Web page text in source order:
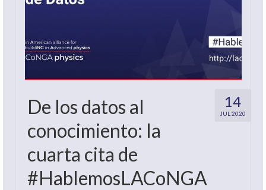
14
JUL 2020
De los datos al
conocimiento: la
cuarta cita de
#HablemosLACoNGA